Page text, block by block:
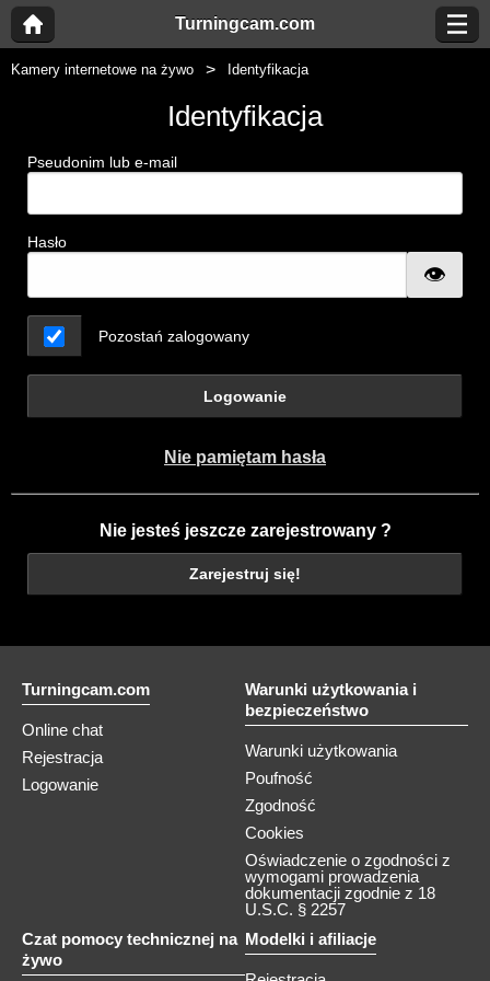
Turningcam.com
Kamery internetowe na żywo Identyfikacja
Identyfikacja
Pseudonim lub e-mail
Hasło
Pozostań zalogowany
Logowanie
Nie pamiętam hasła
Nie jesteś jeszcze zarejestrowany ?
Zarejestruj się!
Turningcam.com
Online chat
Rejestracja
Logowanie
Warunki użytkowania i
bezpieczeństwo
Warunki użytkowania
Poufność
Zgodność
Cookies
Oświadczenie o zgodności z
wymogami prowadzenia
dokumentacji zgodnie z 18
U.S.C. § 2257
Czat pomocy technicznej na
żywo
Modelki i afiliacje